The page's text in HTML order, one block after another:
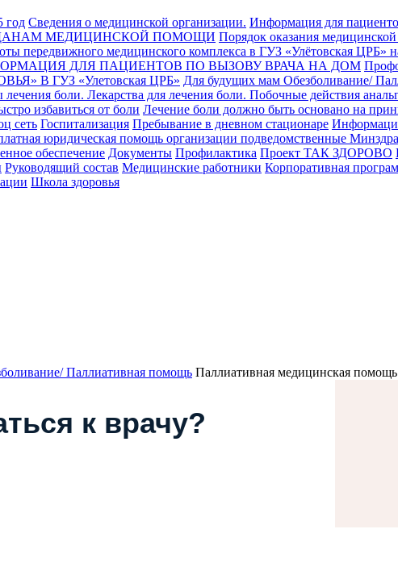
год Сведения о медицинской организации. Информация для
МЕДИЦИНСКОЙ ПОМОЩИ Порядок оказания
передвижного медицинского комплекса в ГУЗ «Улётовская ЦРБ»
ДЛЯ ПАЦИЕНТОВ ПО ВЫЗОВУ ВРАЧА НА ДОМ
В ГУЗ «Улетовская ЦРБ» Для будущих мам Обезболивание/
боли. Лекарства для лечения боли. Побочные действия
избавиться от боли Лечение боли должно быть основано на
сеть Госпитализация Пребывание в дневном стационаре
юридическая помощь организации подведомственные
обеспечение Документы Профилактика Проект ТАК ЗДОРОВО
Руководящий состав Медицинские работники Корпоративная
Школа здоровья
Паллиативная помощь Паллиативная медицинская помощь
к врачу?